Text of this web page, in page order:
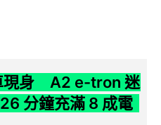
現身 A2 e-tron 迷
分鐘充滿 8 成電